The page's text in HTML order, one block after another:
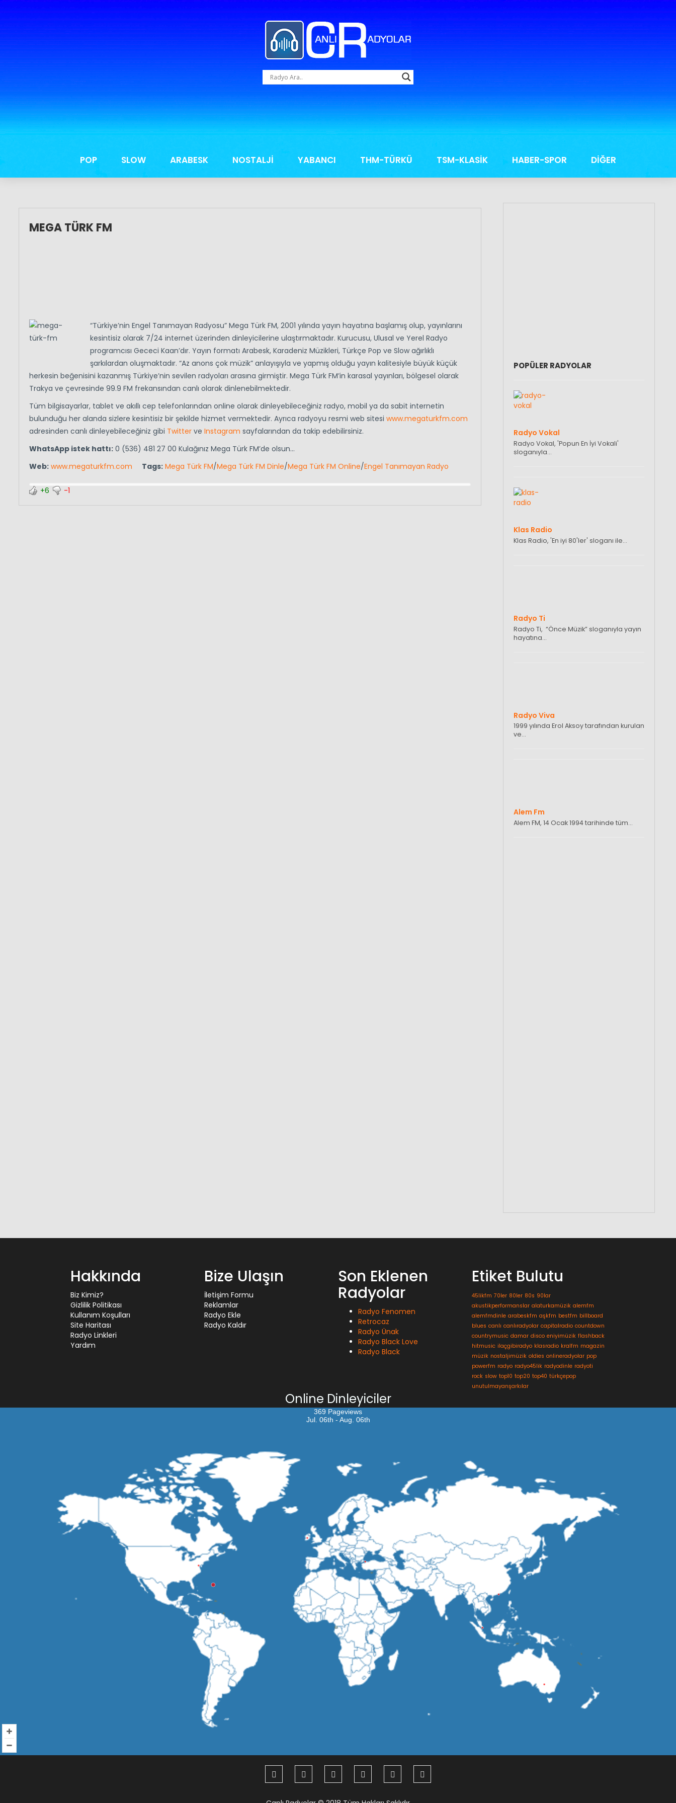
POP SLOW ARABESK NOSTALJİ YABANCI THM-TÜRKÜ TSM-KLASİK HABER-SPOR DİĞER
MEGA TÜRK FM
“Türkiye’nin Engel Tanımayan Radyosu” Mega Türk FM, 2001 yılında yayın hayatına başlamış olup, yayınlarını
kesintisiz olarak 7/24 internet üzerinden dinleyicilerine ulaştırmaktadır. Kurucusu, Ulusal ve Yerel Radyo
programcısı Gececi Kaan’dır. Yayın formatı Arabesk, Karadeniz Müzikleri, Türkçe Pop ve Slow ağırlıklı
şarkılardan oluşmaktadır. “Az anons çok müzik” anlayışıyla ve yapmış olduğu yayın kalitesiyle büyük küçük
herkesin beğenisini kazanmış Türkiye’nin sevilen radyoları arasına girmiştir. Mega Türk FM’in karasal yayınları, bölgesel olarak
Trakya ve çevresinde 99.9 FM frekansından canlı olarak dinlenebilmektedir.
Tüm bilgisayarlar, tablet ve akıllı cep telefonlarından online olarak dinleyebileceğiniz radyo, mobil ya da sabit internetin
bulunduğu her alanda sizlere kesintisiz bir şekilde hizmet vermektedir. Ayrıca radyoyu resmi web sitesi www.megaturkfm.com
adresinden canlı dinleyebileceğiniz gibi Twitter ve Instagram sayfalarından da takip edebilirsiniz.
WhatsApp istek hattı: 0 (536) 481 27 00 Kulağınız Mega Türk FM’de olsun…
Web: www.megaturkfm.com Tags: Mega Türk FM/Mega Türk FM Dinle/Mega Türk FM Online/Engel Tanımayan Radyo
+6 -1
POPÜLER RADYOLAR
Radyo Vokal
Radyo Vokal, 'Popun En İyi Vokali'
sloganıyla…
Klas Radio
Klas Radio, 'En iyi 80'ler' sloganı ile…
Radyo Ti
Radyo Ti, “Önce Müzik” sloganıyla yayın
hayatına…
Radyo Viva
1999 yılında Erol Aksoy tarafından kurulan
ve…
Alem Fm
Alem FM, 14 Ocak 1994 tarihinde tüm…
Hakkında
Biz Kimiz?
Gizlilik Politikası
Kullanım Koşulları
Site Haritası
Radyo Linkleri
Yardım
Bize Ulaşın
İletişim Formu
Reklamlar
Radyo Ekle
Radyo Kaldır
Son Eklenen
Radyolar
Radyo Fenomen
Retrocaz
Radyo Ünak
Radyo Black Love
Radyo Black
Etiket Bulutu
45likfm 70ler 80ler 80s 90lar
akustikperformanslar alaturkamüzik alemfm
alemfmdinle arabeskfm aşkfm bestfm billboard
blues canlı canlıradyolar capitalradio countdown
countrymusic damar disco eniyimüzik flashback
hitmusic ilaçgibiradyo klasradio kralfm magazin
müzik nostaljimüzik oldies onlineradyolar pop
powerfm radyo radyo45lik radyodinle radyoti
rock slow top10 top20 top40 türkçepop
unutulmayanşarkılar
Online Dinleyiciler
369 Pageviews
Jul. 06th - Aug. 06th